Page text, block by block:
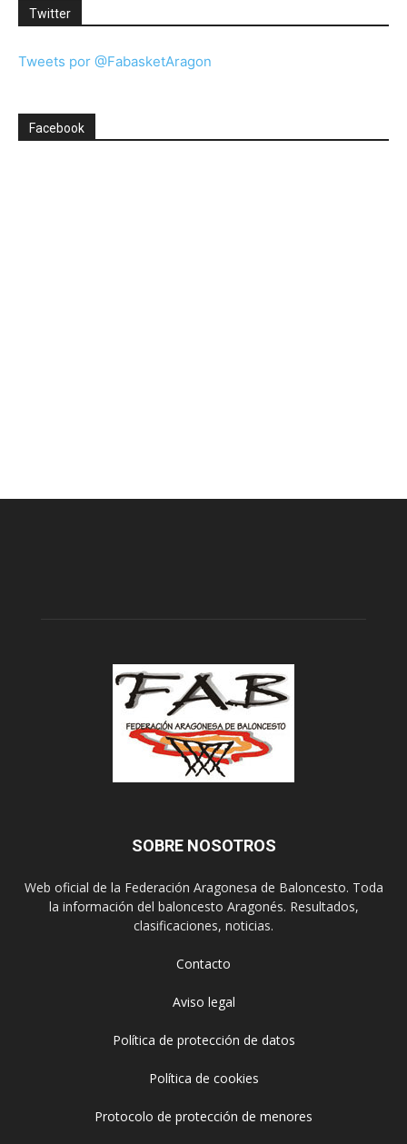
Twitter
Tweets por @FabasketAragon
Facebook
SOBRE NOSOTROS
Web oficial de la Federación Aragonesa de Baloncesto. Toda
la información del baloncesto Aragonés. Resultados,
clasificaciones, noticias.
Contacto
Aviso legal
Política de protección de datos
Política de cookies
Protocolo de protección de menores